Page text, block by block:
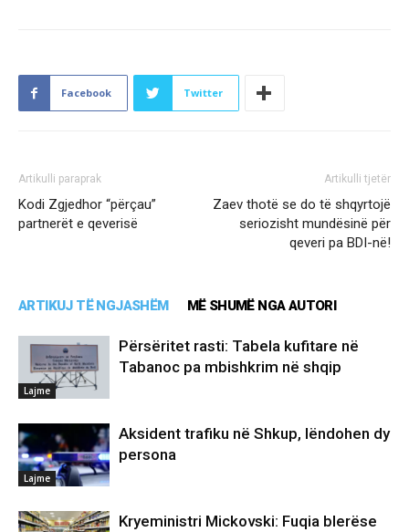
Facebook Twitter
Artikulli paraprak
Kodi Zgjedhor “përçau”
partnerët e qeverisë
Artikulli tjetër
Zaev thotë se do të shqyrtojë
seriozisht mundësinë për
qeveri pa BDI-në!
ARTIKUJ TË NGJASHËM MË SHUMË NGA AUTORI
Lajme
Përsëritet rasti: Tabela kufitare në
Tabanoc pa mbishkrim në shqip
Lajme
Aksident trafiku në Shkup, lëndohen dy
persona
Kryeministri Mickovski: Fuqia blerëse